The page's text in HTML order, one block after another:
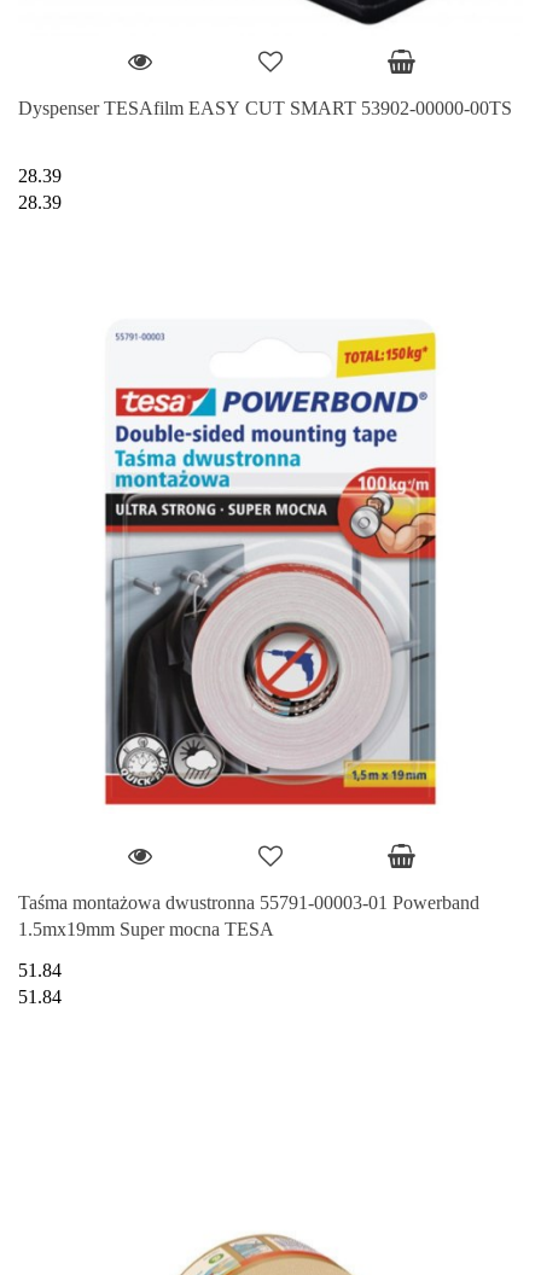
Dyspenser TESAfilm EASY CUT SMART 53902-00000-00TS
28.39
28.39
Taśma montażowa dwustronna 55791-00003-01 Powerband
1.5mx19mm Super mocna TESA
51.84
51.84